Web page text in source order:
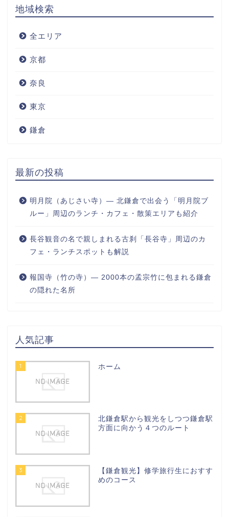
地域検索
全エリア
京都
奈良
東京
鎌倉
最新の投稿
明月院（あじさい寺）― 北鎌倉で出会う「明月院ブ
ルー」周辺のランチ・カフェ・散策エリアも紹介
長谷観音の名で親しまれる古刹「長谷寺」周辺のカ
フェ・ランチスポットも解説
報国寺（竹の寺）― 2000本の孟宗竹に包まれる鎌倉
の隠れた名所
人気記事
1 ホーム
2
北鎌倉駅から観光をしつつ鎌倉駅
方面に向かう４つのルート
3
【鎌倉観光】修学旅行生におすす
めのコース